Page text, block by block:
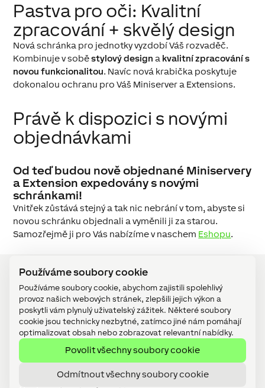
Používáme soubory cookie
Používáme soubory cookie, abychom zajistili spolehlivý
provoz našich webových stránek, zlepšili jejich výkon a
poskytli vám plynulý uživatelský zážitek. Některé soubory
cookie jsou technicky nezbytné, zatímco jiné nám pomáhají
optimalizovat obsah nebo zobrazovat relevantní nabídky.
Povolit všechny soubory cookie
Odmítnout všechny soubory cookie
Pastva pro oči: Kvalitní
zpracování + skvělý design
Nová schránka pro jednotky vyzdobí Váš rozvaděč.
Kombinuje v soběstylový design a kvalitní zpracování s
novou funkcionalitou. Navíc nová krabička poskytuje
dokonalou ochranu pro Váš Miniserver a Extensions.
Právě k dispozici s novými
objednávkami
Od teď budou nově objednané Miniservery
a Extension expedovány s novými
schránkami!
Vnitřek zůstává stejný a tak nic nebrání v tom, abyste si
novou schránku objednali a vyměnili ji za starou.
Samozřejmě ji pro Vás nabízíme v naschem Eshopu.
Nejnovější příspěvky
REFERENCE
Chytré byty: Více
Novinka: